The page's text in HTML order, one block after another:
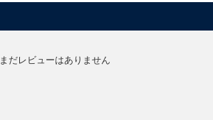
まだレビューはありません